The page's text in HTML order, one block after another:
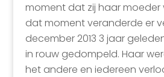
moment dat zij haar moeder
dat moment veranderde er
december 2013 3 jaar
in rouw gedompeld. Haar
het andere en iedereen